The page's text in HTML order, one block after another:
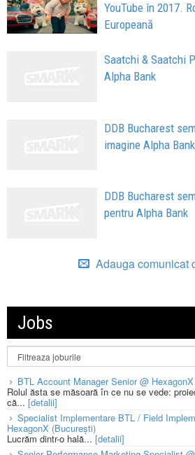
YouTube în 2017.
Europeană
Saatchi & Saatchi
Alpha Bank
DDB Bucharest
imagine Alpha
DDB Bucharest
pentru Alpha Bank
Adauga comunicat
Jobs
BTL Account Manager Senior @
Rolul ăsta se măsoară în ce nu se vede:
că... [detalii]
Specialist Implementare BTL / Field
HexagonX (București)
Lucrăm dintr-o hală... [detalii]